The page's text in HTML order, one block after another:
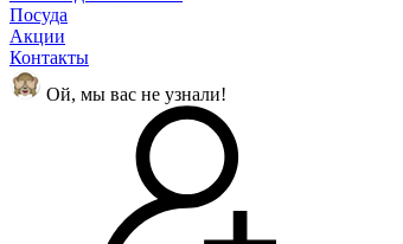
Посуда
Акции
Контакты
Ой, мы вас не узнали!